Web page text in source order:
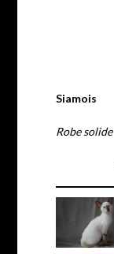
Siamois
Robe solide